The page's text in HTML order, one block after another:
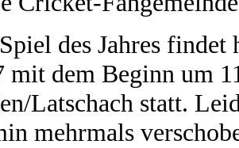
des Jahres
mit dem Beginn um
Latschach statt.
mehrmals